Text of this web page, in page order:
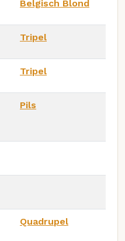
Belgisch Blond
Tripel
Tripel
Pils
Quadrupel